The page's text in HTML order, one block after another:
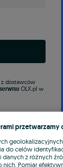
dostawców
OLX.pl w
przetwarzamy
do celów
z różnych
Pomiar